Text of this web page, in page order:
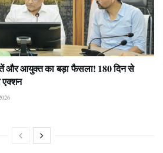
और आयुक्त का बड़ा फैसला! 180 दिन से
एक्शन